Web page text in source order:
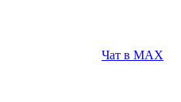
Чат в MAX